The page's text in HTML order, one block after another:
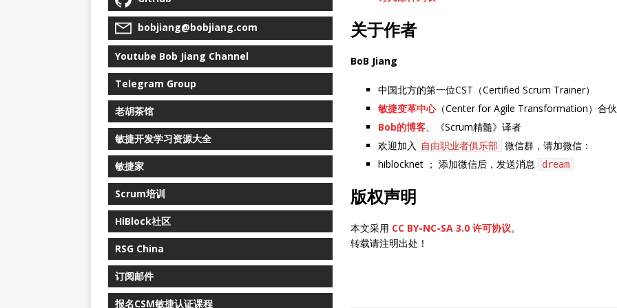
关于作者
BoB Jiang
中国北方的第一位CST（Certified Scrum Trainer）
敏捷变革中心（Center for Agile Transformation）合伙
Bob的博客、《Scrum精髓》译者
欢迎加入
自由职业者俱乐部
微信群，请加微信：
hiblocknet ； 添加微信后，发送消息
dream
版权声明
本文采用 CC BY-NC-SA 3.0 许可协议。
转载请注明出处！
bobjiang@bobjiang.com
Youtube Bob Jiang Channel
Telegram Group
老胡茶馆
敏捷开发学习资源大全
敏捷家
Scrum培训
HiBlock社区
RSG China
订阅邮件
报名CSM敏捷认证课程